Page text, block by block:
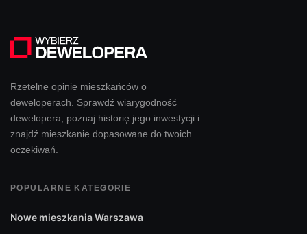
Rzetelne opinie mieszkańców o
deweloperach. Sprawdź wiarygodność
dewelopera, poznaj historię jego inwestycji i
znajdź mieszkanie dopasowane do twoich
oczekiwań.
POPULARNE KATEGORIE
Nowe mieszkania Warszawa